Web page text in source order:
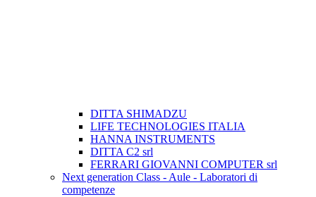
DITTA SHIMADZU
LIFE TECHNOLOGIES ITALIA
HANNA INSTRUMENTS
DITTA C2 srl
FERRARI GIOVANNI COMPUTER srl
Next generation Class - Aule - Laboratori di
competenze